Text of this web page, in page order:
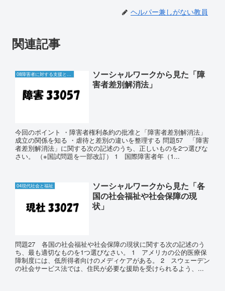
ヘルパー兼しがない教員
関連記事
08障害者に対する支援と障害者自立支援制度
ソーシャルワークから見た「障
害者差別解消法」
今回のポイント ・障害者権利条約の批准と「障害者差別解消法」
成立の関係を知る ・虐待と差別の違いを整理する 問題57 「障害
者差別解消法」に関する次の記述のうち、正しいものを2つ選びな
さい。 （※国試問題を一部改訂） 1 国際障害者年（1...
04現代社会と福祉
ソーシャルワークから見た「各
国の社会福祉や社会保障の現
状」
問題27 各国の社会福祉や社会保障の現状に関する次の記述のう
ち、最も適切なものを1つ選びなさい。 1 アメリカの公的医療保
障制度には、低所得者向けのメディケアがある。 2 スウェーデン
の社会サービス法では、住民が必要な援助を受けられるよう、...